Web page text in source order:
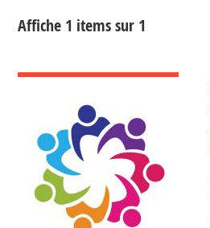
Affiche 1 items sur 1